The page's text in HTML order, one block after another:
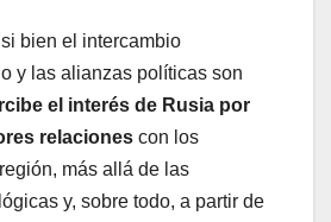
bien el intercambio
y las alianzas políticas son
el interés de Rusia por
relaciones con los
más allá de las
y, sobre todo, a partir de